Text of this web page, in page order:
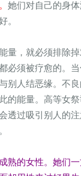
她们对自己的身
。
量，就必须排除
必须被疗愈的。
别人结恶缘。不
的能量。高等女
透过吸引别人的
熟的女性。她们